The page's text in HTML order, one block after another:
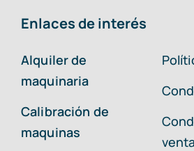
Enlaces de interés
Alquiler de
maquinaria
Calibración de
maquinas
venta